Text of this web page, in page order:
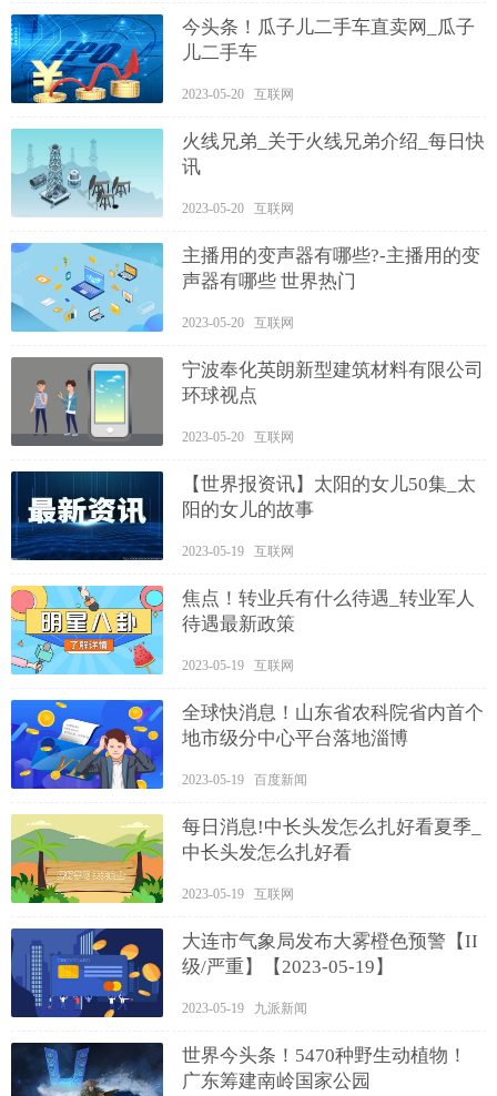
今头条！瓜子儿二手车直卖网_瓜子
儿二手车
2023-05-20 互联网
火线兄弟_关于火线兄弟介绍_每日快
讯
2023-05-20 互联网
主播用的变声器有哪些?-主播用的变
声器有哪些 世界热门
2023-05-20 互联网
宁波奉化英朗新型建筑材料有限公司
环球视点
2023-05-20 互联网
【世界报资讯】太阳的女儿50集_太
阳的女儿的故事
2023-05-19 互联网
焦点！转业兵有什么待遇_转业军人
待遇最新政策
2023-05-19 互联网
全球快消息！山东省农科院省内首个
地市级分中心平台落地淄博
2023-05-19 百度新闻
每日消息!中长头发怎么扎好看夏季_
中长头发怎么扎好看
2023-05-19 互联网
大连市气象局发布大雾橙色预警【II
级/严重】【2023-05-19】
2023-05-19 九派新闻
世界今头条！5470种野生动植物！
广东筹建南岭国家公园